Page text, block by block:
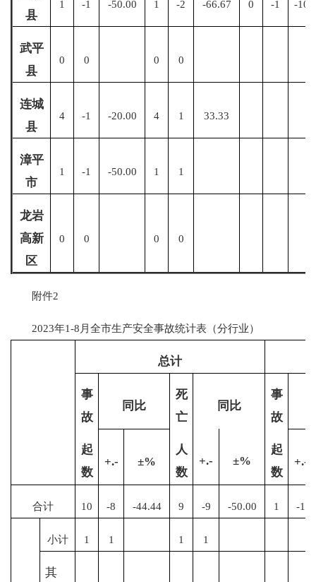
县
1 -1 -50.00 1 -2 -66.67 0 -1 -
武平
县
0 0 0 0
连城
县
4 -1 -20.00 4 1 33.33
漳平
市
1 -1 -50.00 1 1
龙岩
高新
区
0 0 0 0
附件2
2023年1-8月全市生产安全事故统计表（分行业）
总计
事
故
起
数
同比
死
亡
人
数
同比
事
故
起
数
+.- ±% +.- ±% +.-
合计 10 -8 -44.44 9 -9 -50.00 1 -1
小计 1 1 1 1
其